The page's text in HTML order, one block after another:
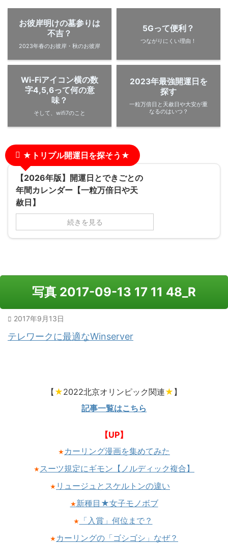
お彼岸明けの墓参りは
不吉？
2023年春のお彼岸・秋のお彼岸
5Gって便利？
つながりにくい理由！
Wi-Fiアイコン横の数
字4,5,6って何の意
味？
そして、wifi7のこと
2023年最強開運日を
探す
一粒万倍日と天赦日や大安が重
なるのはいつ？
★トリプル開運日を探そう★
【2026年版】開運日とできごとの
年間カレンダー【一粒万倍日や天
赦日】
続きを見る
写真 2017-09-13 17 11 48_R
2017年9月13日
テレワークに最適なWinserver
【 ★2022北京オリンピック関連★ 】
記事一覧はこちら
【UP】
★ カーリング漫画を集めてみた
★スーツ規定にギモン【ノルディック複合】
★ リュージュとスケルトンの違い
★新種目★女子モノボブ
★ 「入賞」何位まで？
★ カーリングの「ゴシゴシ」なぜ？